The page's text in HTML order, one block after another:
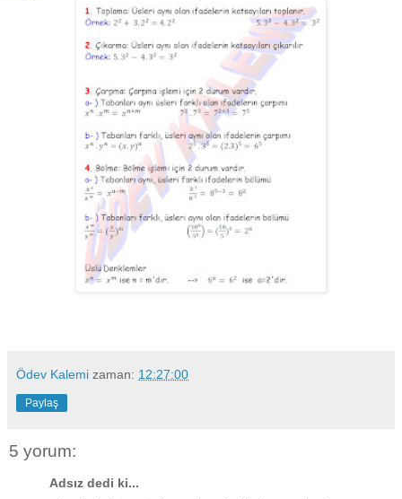
Ödev Kalemi zaman: 12:27:00
Paylaş
5 yorum:
Adsız dedi ki...